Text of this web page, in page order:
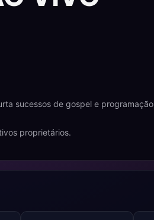
sucessos de gospel e programação
proprietários.